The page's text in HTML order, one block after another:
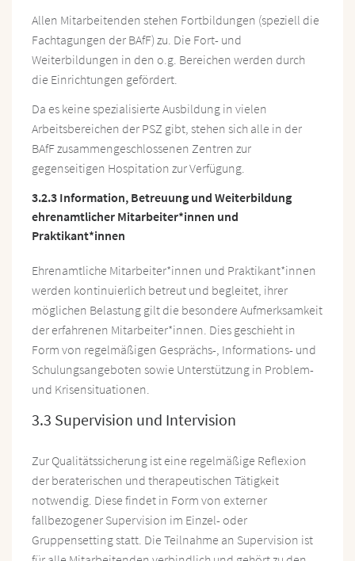
Allen Mitarbeitenden stehen Fortbildungen (speziell die
Fachtagungen der BAfF) zu. Die Fort- und
Weiterbildungen in den o.g. Bereichen werden durch
die Einrichtungen gefördert.
Da es keine spezialisierte Ausbildung in vielen
Arbeitsbereichen der PSZ gibt, stehen sich alle in der
BAfF zusammengeschlossenen Zentren zur
gegenseitigen Hospitation zur Verfügung.
3.2.3 Information, Betreuung und Weiterbildung
ehrenamtlicher Mitarbeiter*innen und
Praktikant*innen
Ehrenamtliche Mitarbeiter*innen und Praktikant*innen
werden kontinuierlich betreut und begleitet, ihrer
möglichen Belastung gilt die besondere Aufmerksamkeit
der erfahrenen Mitarbeiter*innen. Dies geschieht in
Form von regelmäßigen Gesprächs-, Informations- und
Schulungsangeboten sowie Unterstützung in Problem-
und Krisensituationen.
3.3 Supervision und Intervision
Zur Qualitätssicherung ist eine regelmäßige Reflexion
der beraterischen und therapeutischen Tätigkeit
notwendig. Diese findet in Form von externer
fallbezogener Supervision im Einzel- oder
Gruppensetting statt. Die Teilnahme an Supervision ist